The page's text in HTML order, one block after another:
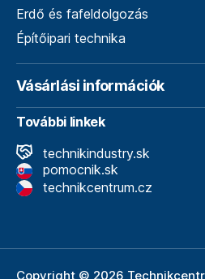
Erdő és fafeldolgozás
Építőipari technika
Vásárlási információk
További linkek
technikindustry.sk
pomocnik.sk
technikcentrum.cz
Copyright © 2026